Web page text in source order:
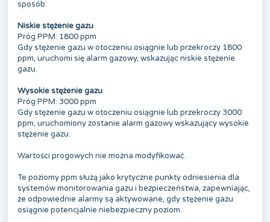
sposób:
Niskie stężenie gazu
Próg PPM: 1800 ppm
Gdy stężenie gazu w otoczeniu osiągnie lub przekroczy 1800
ppm, uruchomi się alarm gazowy, wskazując niskie stężenie
gazu.
Wysokie stężenie gazu
Próg PPM: 3000 ppm
Gdy stężenie gazu w otoczeniu osiągnie lub przekroczy 3000
ppm, uruchomiony zostanie alarm gazowy wskazujący wysokie
stężenie gazu.
Wartości progowych nie można modyfikować.
Te poziomy ppm służą jako krytyczne punkty odniesienia dla
systemów monitorowania gazu i bezpieczeństwa, zapewniając,
że odpowiednie alarmy są aktywowane, gdy stężenie gazu
osiągnie potencjalnie niebezpieczny poziom.